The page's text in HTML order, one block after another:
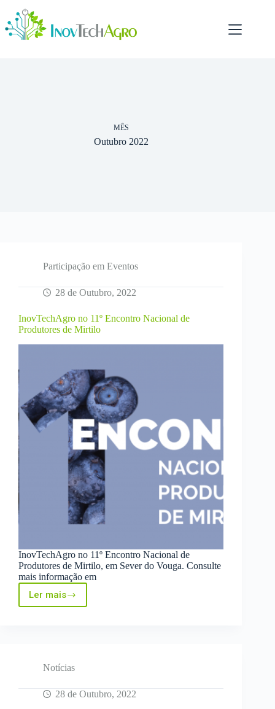
para
conteúdo
MÊS
Outubro 2022
Participação em Eventos
28 de Outubro, 2022
InovTechAgro no 11º Encontro Nacional de
Produtores de Mirtilo
InovTechAgro no 11º Encontro Nacional de
Produtores de Mirtilo, em Sever do Vouga. Consulte
mais informação em
Ler maisInovTechAgro
no
Produtores
Mirtilo
Notícias
28 de Outubro, 2022